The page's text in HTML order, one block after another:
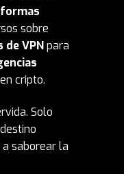
sobre
deVPNpara
cripto.
Solo
saborear la